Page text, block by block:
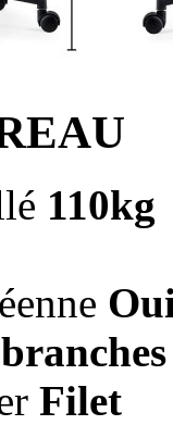
110kg
Filet